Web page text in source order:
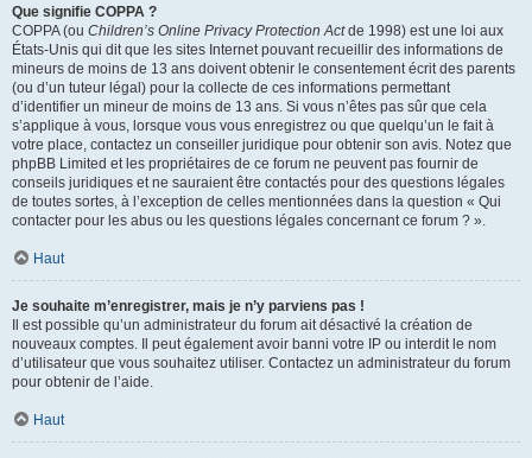
Que signifie COPPA ?
COPPA (ou Children’s Online Privacy Protection Actde 1998) est une loi aux
États-Unis qui dit que les sites Internet pouvant recueillir des informations de
mineurs de moins de 13 ans doivent obtenir le consentement écrit des parents
(ou d’un tuteur légal) pour la collecte de ces informations permettant
d’identifier un mineur de moins de 13 ans. Si vous n’êtes pas sûr que cela
s’applique à vous, lorsque vous vous enregistrez ou que quelqu’un le fait à
votre place, contactez un conseiller juridique pour obtenir son avis. Notez que
phpBB Limited et les propriétaires de ce forum ne peuvent pas fournir de
conseils juridiques et ne sauraient être contactés pour des questions légales
de toutes sortes, à l’exception de celles mentionnées dans la question « Qui
contacter pour les abus ou les questions légales concernant ce forum ? ».
Haut
Je souhaite m’enregistrer, mais je n’y parviens pas !
Il est possible qu’un administrateur du forum ait désactivé la création de
nouveaux comptes. Il peut également avoir banni votre IP ou interdit le nom
d’utilisateur que vous souhaitez utiliser. Contactez un administrateur du forum
pour obtenir de l’aide.
Haut